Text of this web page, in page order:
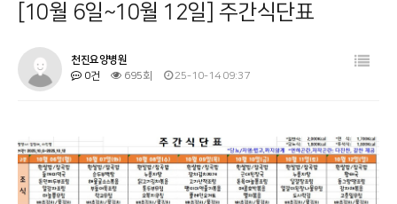
시설 둘러보기
진료과목 안내
이용안내
기타
금주의 식단
온라인상담
[10월 6일~10월 12일] 주간식단표
천진요양병원
0건
695회 25-10-14 09:37